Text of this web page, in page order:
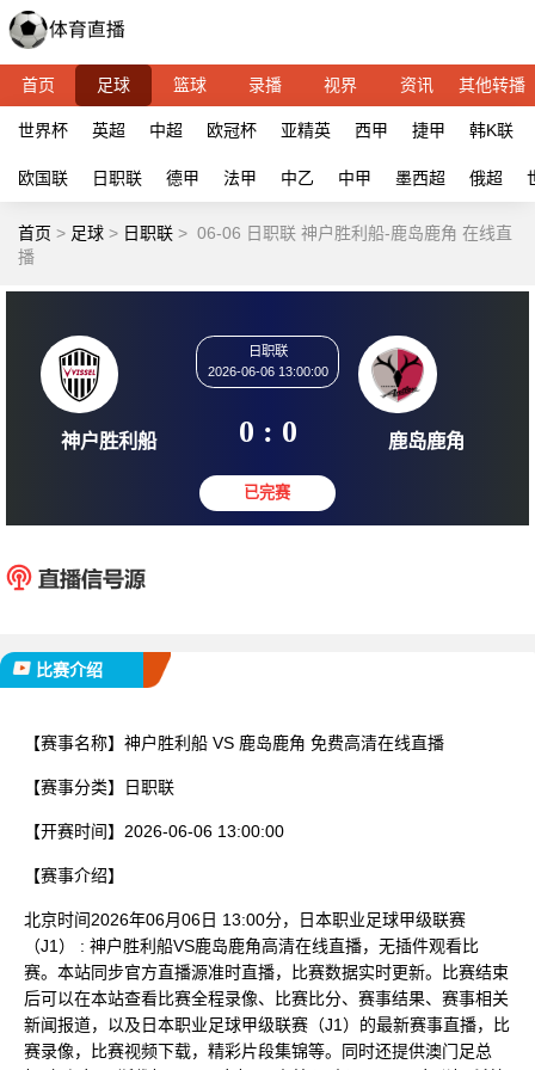
首页 足球 篮球 录播 视界 资讯 其他转播
世界杯 英超 中超 欧冠杯 亚精英 西甲 捷甲 韩K联
欧国联 日职联 德甲 法甲 中乙 中甲 墨西超 俄超
首页 > 足球 > 日职联 > 06-06 日职联 神户胜利船-鹿岛鹿角 在线直
播
2026-06-06 13:00:00
0 : 0
比赛介绍
【赛事名称】 神户胜利船 VS 鹿岛鹿角 免费高清在线直播
【赛事分类】 日职联
【开赛时间】 2026-06-06 13:00:00
【赛事介绍】
北京时间2026年06月06日 13:00分，日本职业足球甲级联赛
（J1） : 神户胜利船VS鹿岛鹿角高清在线直播，无插件观看比
赛。本站同步官方直播源准时直播，比赛数据实时更新。比赛结束
后可以在本站查看比赛全程录像、比赛比分、赛事结果、赛事相关
新闻报道，以及日本职业足球甲级联赛（J1）的最新赛事直播，比
赛录像，比赛视频下载，精彩片段集锦等。同时还提供澳门足总